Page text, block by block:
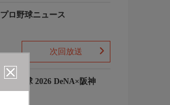
プロ野球ニュース
次回放送
プロ野球 2026 DeNA×阪神